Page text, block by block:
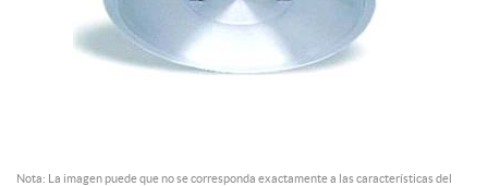
Nota: La imagen puede que no se corresponda exactamente a las características del